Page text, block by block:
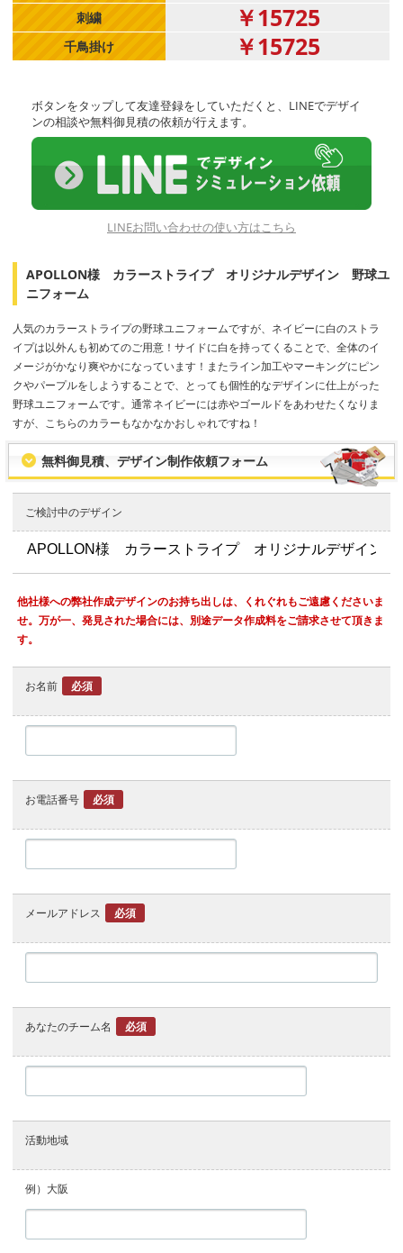
刺繍 ￥15725
千鳥掛け ￥15725
ボタンをタップして友達登録をしていただくと、LINEでデザイ
ンの相談や無料御見積の依頼が行えます。
LINEお問い合わせの使い方はこちら
APOLLON様 カラーストライプ オリジナルデザイン 野球ユ
ニフォーム
人気のカラーストライプの野球ユニフォームですが、ネイビーに白のストラ
イプは以外んも初めてのご用意！サイドに白を持ってくることで、全体のイ
メージがかなり爽やかになっています！またライン加工やマーキングにピン
クやパープルをしようすることで、とっても個性的なデザインに仕上がった
野球ユニフォームです。通常ネイビーには赤やゴールドをあわせたくなりま
すが、こちらのカラーもなかなかおしゃれですね！
無料御見積、デザイン制作依頼フォーム
ご検討中のデザイン
他社様への弊社作成デザインのお持ち出しは、くれぐれもご遠慮くださいま
せ。万が一、発見された場合には、別途データ作成料をご請求させて頂きま
す。
お名前 必須
お電話番号 必須
メールアドレス 必須
あなたのチーム名 必須
活動地域
例）大阪